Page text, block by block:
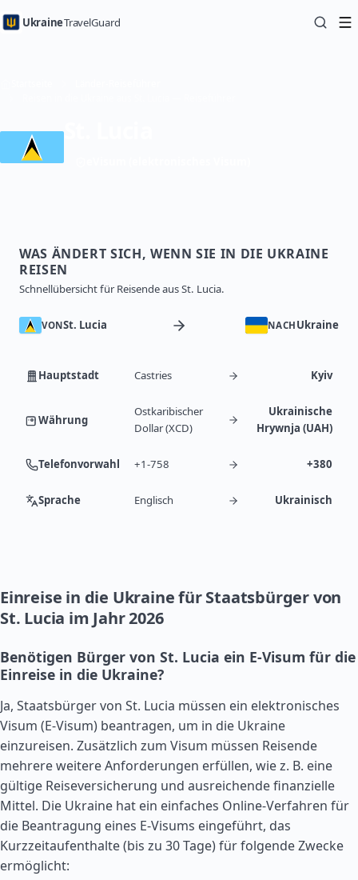
UkraineTravelGuard
WAS ÄNDERT SICH, WENN SIE IN DIE UKRAINE
REISEN
Schnellübersicht für Reisende aus St. Lucia.
VONSt. Lucia NACH Ukraine
Hauptstadt Castries Kyiv
Währung
Ostkaribischer
Dollar (XCD)
Ukrainische
Hrywnja (UAH)
Telefonvorwahl +1-758 +380
Sprache Englisch Ukrainisch
Einreise in die Ukraine für Staatsbürger von
St. Lucia im Jahr 2026
Benötigen Bürger von St. Lucia ein E-Visum für die
Einreise in die Ukraine?
Ja, Staatsbürger von St. Lucia müssen ein elektronisches
Visum (E-Visum) beantragen, um in die Ukraine
einzureisen. Zusätzlich zum Visum müssen Reisende
mehrere weitere Anforderungen erfüllen, wie z. B. eine
gültige Reiseversicherung und ausreichende finanzielle
Mittel. Die Ukraine hat ein einfaches Online-Verfahren für
die Beantragung eines E-Visums eingeführt, das
Kurzzeitaufenthalte (bis zu 30 Tage) für folgende Zwecke
ermöglicht: